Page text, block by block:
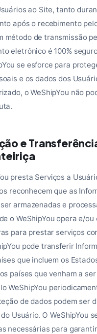
ao Site, tanto
após o recebimento
método de transmissão
eletrônico é 100%
se esforce para
e os dados dos
o WeShipYou não
e
presta Serviços a
reconhecem que as
armazenadas e
o WeShipYou opera e/
para prestar serviços
pode transferir
que incluem os
países que venham a ser
WeShipYou
de dados podem ser
Usuário. O WeShipYou
necessárias para